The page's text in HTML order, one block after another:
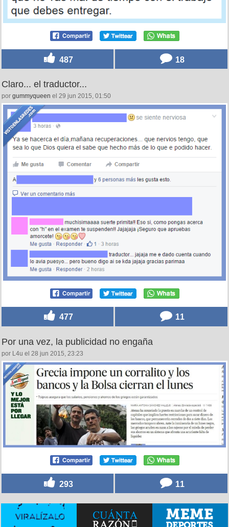
487 18
Claro... el traductor...
por gummyqueen el 29 jun 2015, 01:50
477 11
Por una vez, la publicidad no engaña
por L4u el 28 jun 2015, 23:23
293 11